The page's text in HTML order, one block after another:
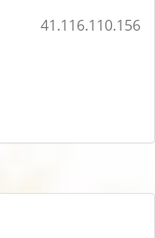
41.116.110.156